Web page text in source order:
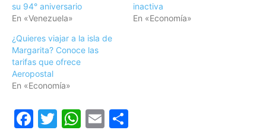
su 94° aniversario
En «Venezuela»
inactiva
En «Economía»
¿Quieres viajar a la isla de
Margarita? Conoce las
tarifas que ofrece
Aeropostal
En «Economía»
Facebook
Twitter
WhatsApp
Email